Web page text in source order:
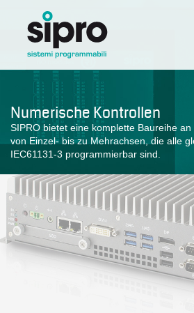
Numerische Kontrollen
SIPRO bietet eine komplette Baureihe
von Einzel- bis zu Mehrachsen, die alle
IEC61131-3 programmierbar sind.